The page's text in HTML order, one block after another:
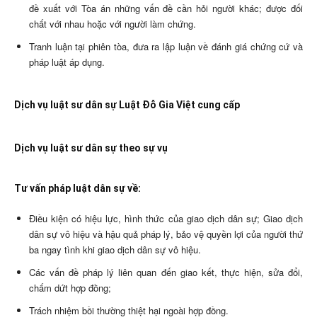
đề xuất với Tòa án những vấn đề cần hỏi người khác; được đối
chất với nhau hoặc với người làm chứng.
Tranh luận tại phiên tòa, đưa ra lập luận về đánh giá chứng cứ và
pháp luật áp dụng.
Dịch vụ luật sư dân sự Luật Đỗ Gia Việt cung cấp
Dịch vụ luật sư dân sự theo sự vụ
Tư vấn pháp luật dân sự về:
Điều kiện có hiệu lực, hình thức của giao dịch dân sự; Giao dịch
dân sự vô hiệu và hậu quả pháp lý, bảo vệ quyền lợi của người thứ
ba ngay tình khi giao dịch dân sự vô hiệu.
Các vấn đề pháp lý liên quan đến giao kết, thực hiện, sửa đổi,
chấm dứt hợp đồng;
Trách nhiệm bồi thường thiệt hại ngoài hợp đồng.